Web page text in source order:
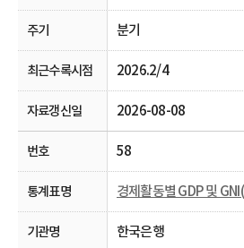
분기
2026.2/4
2026-08-08
58
한국은행